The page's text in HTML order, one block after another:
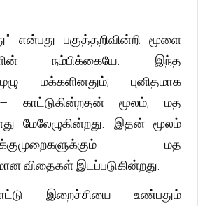
என்பது பகுத்தறிவின்றி மூளை
நம்பிக்கையே. இந்த
மக்களினதும்; புனிதமாக
காட்டுகின்றதன் மூலம், மத
மேலேழுகின்றது. இதன் மூலம்
- மத
விதைகள் இடப்படுகின்றது.
இறைச்சியை உண்பதும்